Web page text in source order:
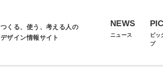
つくる、使う、考える人の
デザイン情報サイト
NEWS
ニュース
ピッ
プ